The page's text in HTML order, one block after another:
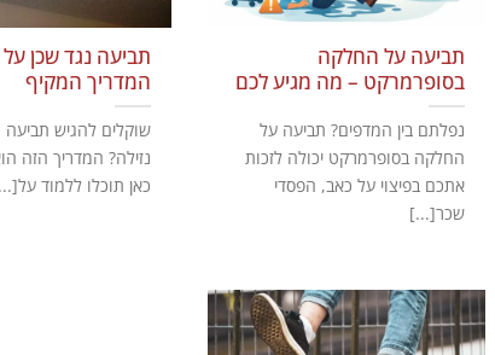
תביעה על החלקה
בסופרמרקט – מה מגיע לכם
נפלתם בין המדפים? תביעה על
החלקה בסופרמרקט יכולה לזכות
אתכם בפיצוי על כאב, הפסדי
שכר[...]
תביעה נגד שכן על
המדריך המקיף
שוקלים להגיש
נזילה? המדריך הזה
כאן תוכלו ללמוד